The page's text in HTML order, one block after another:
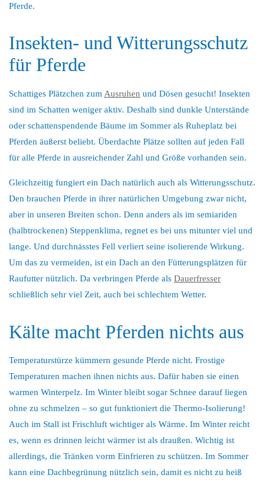
Pferde.
Insekten- und Witterungsschutz
für Pferde
Schattiges Plätzchen zum Ausruhen und Dösen gesucht! Insekten
sind im Schatten weniger aktiv. Deshalb sind dunkle Unterstände
oder schattenspendende Bäume im Sommer als Ruheplatz bei
Pferden äußerst beliebt. Überdachte Plätze sollten auf jeden Fall
für alle Pferde in ausreichender Zahl und Größe vorhanden sein.
Gleichzeitig fungiert ein Dach natürlich auch als Witterungsschutz.
Den brauchen Pferde in ihrer natürlichen Umgebung zwar nicht,
aber in unseren Breiten schon. Denn anders als im semiariden
(halbtrockenen) Steppenklima, regnet es bei uns mitunter viel und
lange. Und durchnässtes Fell verliert seine isolierende Wirkung.
Um das zu vermeiden, ist ein Dach an den Fütterungsplätzen für
Raufutter nützlich. Da verbringen Pferde alsDauerfresser
schließlich sehr viel Zeit, auch bei schlechtem Wetter.
Kälte macht Pferden nichts aus
Temperaturstürze kümmern gesunde Pferde nicht. Frostige
Temperaturen machen ihnen nichts aus. Dafür haben sie einen
warmen Winterpelz. Im Winter bleibt sogar Schnee darauf liegen
ohne zu schmelzen – so gut funktioniert die Thermo-Isolierung!
Auch im Stall ist Frischluft wichtiger als Wärme. Im Winter reicht
es, wenn es drinnen leicht wärmer ist als draußen. Wichtig ist
allerdings, die Tränken vorm Einfrieren zu schützen. Im Sommer
kann eine Dachbegrünung nützlich sein, damit es nicht zu heiß